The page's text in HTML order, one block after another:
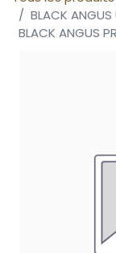
BLACK ANGUS
BLACK ANGUS